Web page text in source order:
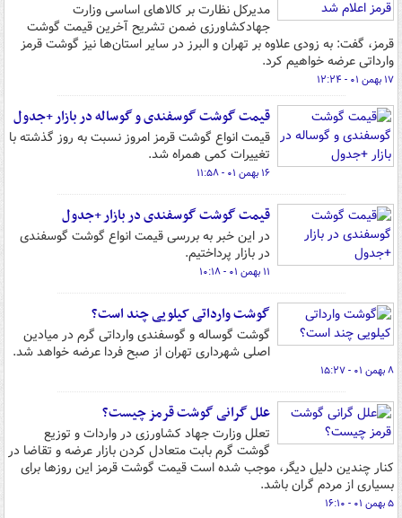
مدیرکل نظارت بر کالاهای اساسی وزارت
جهادکشاورزی ضمن تشریح آخرین قیمت گوشت
قرمز، گفت: به زودی علاوه بر تهران و البرز در سایر استان‌ها نیز گوشت قرمز
وارداتی عرضه خواهیم کرد.
۱۷ بهمن ۰۱ - ۱۲:۲۴
قیمت گوشت گوسفندی و گوساله در بازار +جدول
قیمت انواع گوشت قرمز امروز نسبت به روز گذشته با
تغییرات کمی همراه شد.
۱۶ بهمن ۰۱ - ۱۱:۵۸
قیمت گوشت گوسفندی در بازار +جدول
در این خبر به بررسی قیمت انواع گوشت گوسفندی
در بازار پرداختیم.
۱۱ بهمن ۰۱ - ۱۰:۱۸
گوشت وارداتی کیلویی چند است؟
گوشت گوساله و گوسفندی وارداتی گرم در میادین
اصلی شهرداری تهران از صبح فردا عرضه خواهد شد.
۸ بهمن ۰۱ - ۱۵:۲۷
علل گرانی ‌گوشت قرمز چیست؟
تعلل وزارت جهاد کشاورزی در واردات و توزیع
گوشت گرم بابت متعادل کردن بازار عرضه و تقاضا در
کنار چندین دلیل دیگر، موجب شده است قیمت گوشت قرمز این روزها برای
بسیاری از مردم گران باشد.
۵ بهمن ۰۱ - ۱۶:۱۰